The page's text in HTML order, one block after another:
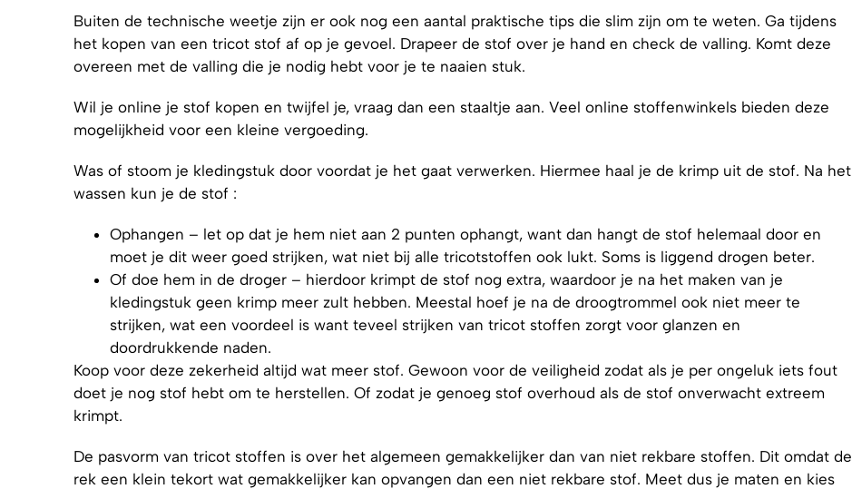
Buiten de technische weetje zijn er ook nog een aantal praktische tips die slim zijn om te weten. Ga tijdens
het kopen van een tricot stof af op je gevoel. Drapeer de stof over je hand en check de valling. Komt deze
overeen met de valling die je nodig hebt voor je te naaien stuk.
Wil je online je stof kopen en twijfel je, vraag dan een staaltje aan. Veel online stoffenwinkels bieden deze
mogelijkheid voor een kleine vergoeding.
Was of stoom je kledingstuk door voordat je het gaat verwerken. Hiermee haal je de krimp uit de stof. Na het
wassen kun je de stof :
Ophangen – let op dat je hem niet aan 2 punten ophangt, want dan hangt de stof helemaal door en
moet je dit weer goed strijken, wat niet bij alle tricotstoffen ook lukt. Soms is liggend drogen beter.
Of doe hem in de droger – hierdoor krimpt de stof nog extra, waardoor je na het maken van je
kledingstuk geen krimp meer zult hebben. Meestal hoef je na de droogtrommel ook niet meer te
strijken, wat een voordeel is want teveel strijken van tricot stoffen zorgt voor glanzen en
doordrukkende naden.
Koop voor deze zekerheid altijd wat meer stof. Gewoon voor de veiligheid zodat als je per ongeluk iets fout
doet je nog stof hebt om te herstellen. Of zodat je genoeg stof overhoud als de stof onverwacht extreem
krimpt.
De pasvorm van tricot stoffen is over het algemeen gemakkelijker dan van niet rekbare stoffen. Dit omdat de
rek een klein tekort wat gemakkelijker kan opvangen dan een niet rekbare stof. Meet dus je maten en kies